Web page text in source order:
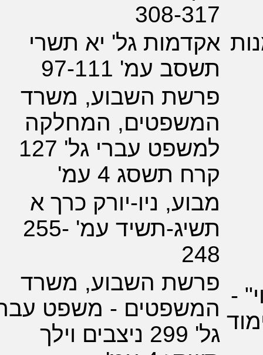
308-
גל' יא תשרי
עמ' 97-111
השבוע, משרד
המחלקה
למשפט עברי גל' 127
תשסג 4 עמ'
ניו-יורק כרך א
תשיג-תשיד עמ' 255-
השבוע, משרד
- משפט עברי
גל' 299 ניצבים וילך